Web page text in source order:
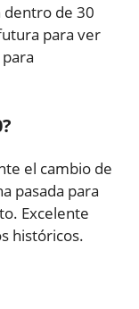
dentro de 30
para ver
el cambio de
pasada para
Excelente
históricos.